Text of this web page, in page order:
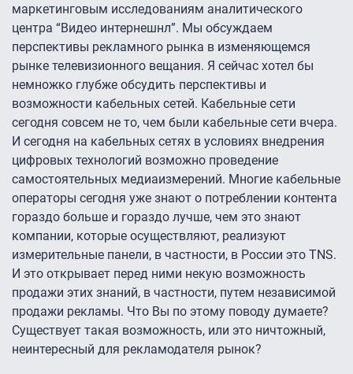
маркетинговым исследованиям аналитического
центра “Видео интернешнл”. Мы обсуждаем
перспективы рекламного рынка в изменяющемся
рынке телевизионного вещания. Я сейчас хотел бы
немножко глубже обсудить перспективы и
возможности кабельных сетей. Кабельные сети
сегодня совсем не то, чем были кабельные сети вчера.
И сегодня на кабельных сетях в условиях внедрения
цифровых технологий возможно проведение
самостоятельных медиаизмерений. Многие кабельные
операторы сегодня уже знают о потреблении контента
гораздо больше и гораздо лучше, чем это знают
компании, которые осуществляют, реализуют
измерительные панели, в частности, в России это TNS.
И это открывает перед ними некую возможность
продажи этих знаний, в частности, путем независимой
продажи рекламы. Что Вы по этому поводу думаете?
Существует такая возможность, или это ничтожный,
неинтересный для рекламодателя рынок?